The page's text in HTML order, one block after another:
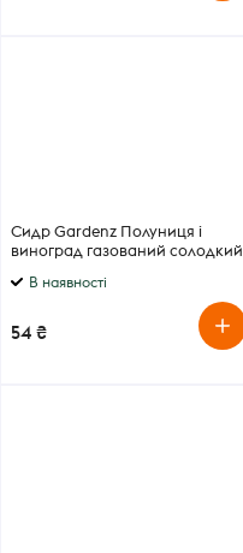
Сидр Gardenz Полуниця і
виноград газований солодкий
В наявності
54 ₴